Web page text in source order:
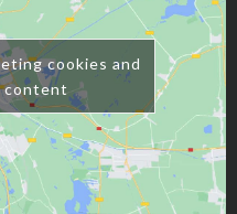
cookies and
content